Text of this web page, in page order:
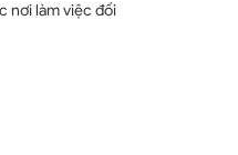
nơi làm việc đối